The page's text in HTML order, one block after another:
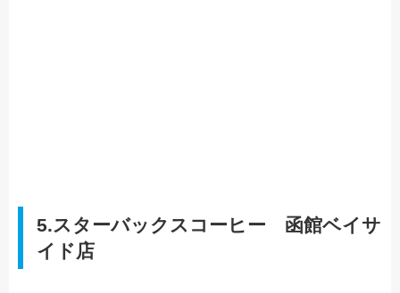
5.スターバックスコーヒー 函館ベイサ
イド店